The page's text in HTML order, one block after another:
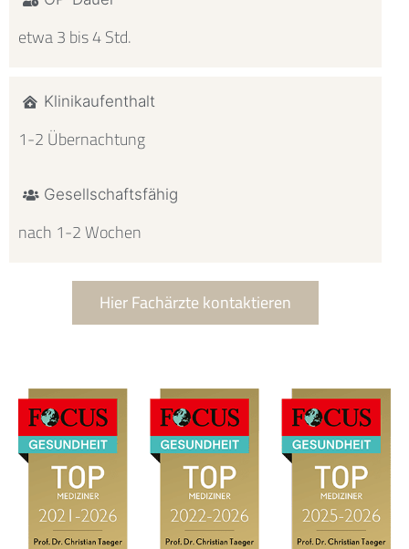
etwa 3 bis 4 Std.
Klinikaufenthalt
1-2 Übernachtung
Gesellschaftsfähig
nach 1-2 Wochen
Hier Fachärzte kontaktieren